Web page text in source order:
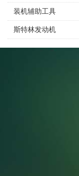
装机辅助工具
斯特林发动机